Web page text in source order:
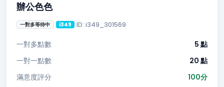
辦公色色
一對多等待中 i349 ID: i349_301569
一對多點數
5 點
一對一點數
20 點
滿意度評分
100分